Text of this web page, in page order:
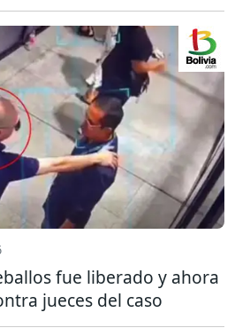
fue liberado y ahora
jueces del caso